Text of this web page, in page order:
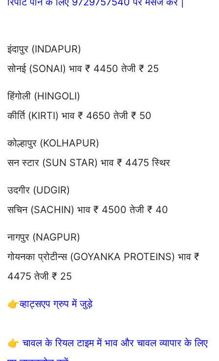
इंदापुर (INDAPUR)
सोनई (SONAI) भाव ₹ 4450 तेजी ₹ 25
हिंगोली (HINGOLI)
कीर्ति (KIRTI) भाव ₹ 4650 तेजी ₹ 50
कोल्हापुर (KOLHAPUR)
सन स्टार (SUN STAR) भाव ₹ 4475 स्थिर
उदगीर (UDGIR)
सचिन (SACHIN) भाव ₹ 4500 तेजी ₹ 40
नागपुर (NAGPUR)
गोयनका प्रोटीन्स (GOYANKA PROTEINS) भाव ₹
4475 तेजी ₹ 25
👉व्हाट्सएप ग्रुप में जुड़े
👉चावल के रियल टाइम में भाव और चावल व्यापार के लिए